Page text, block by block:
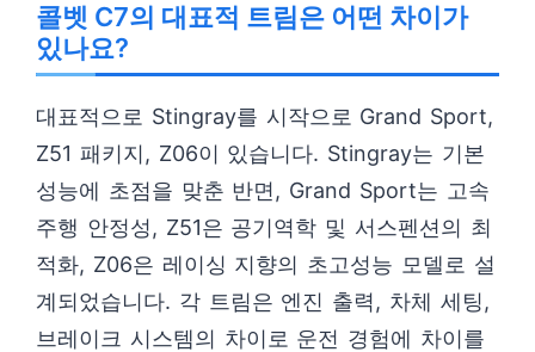
콜벳 C7의 대표적 트림은 어떤 차이가
있나요?
대표적으로 Stingray를 시작으로 Grand Sport,
Z51 패키지, Z06이 있습니다. Stingray는 기본
성능에 초점을 맞춘 반면, Grand Sport는 고속
주행 안정성, Z51은 공기역학 및 서스펜션의 최
적화, Z06은 레이싱 지향의 초고성능 모델로 설
계되었습니다. 각 트림은 엔진 출력, 차체 세팅,
브레이크 시스템의 차이로 운전 경험에 차이를